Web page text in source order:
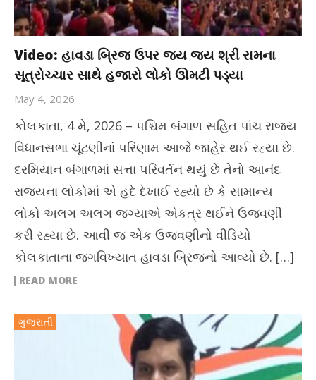
Video: હાવડા બ્રિજ ઉપર જય જય શ્રી રામના
સૂત્રોચ્ચાર સાથે હજારો લોકો ઊમટી પડ્યા
May 4, 2026
કોલકાતા, 4 મે, 2026 – પશ્ચિમ બંગાળ સહિત પાંચ રાજ્ય
વિધાનસભા ચૂંટણીનાં પરિણામ આજે જાહેર થઈ રહ્યા છે.
દરમિયાન બંગાળમાં સત્તા પરિવર્તન થયું છે તેનો આનંદ
રાજ્યના લોકોમાં એ હદે દેખાઈ રહ્યો છે કે સામાન્ય
લોકો અલગ અલગ જગ્યાએ એકત્ર થઈને ઉજવણી
કરી રહ્યા છે. આવી જ એક ઉજવણીનો વીડિયો
કોલકાતાના જગવિખ્યાત હાવડા બ્રિજનો આવ્યો છે. […]
READ MORE
ગુજરાતી